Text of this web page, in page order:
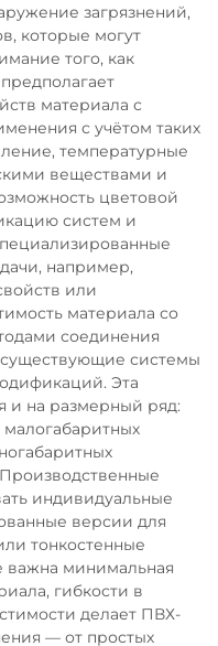
загрязнений,
которые могут
того, как
материала с
с учётом таких
температурные
веществами и
цветовой
систем и
например,
или
материала со
соединения
существующие системы
Эта
и на размерный ряд:
индивидуальные
версии для
тонкостенные
важна минимальная
гибкости в
делает ПВХ-
— от простых